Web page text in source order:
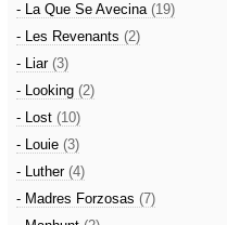
- La Que Se Avecina (19)
- Les Revenants (2)
- Liar (3)
- Looking (2)
- Lost (10)
- Louie (3)
- Luther (4)
- Madres Forzosas (7)